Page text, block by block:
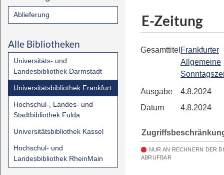
Ablieferung
Alle Bibliotheken
Universitäts- und
Landesbibliothek Darmstadt
Universitätsbibliothek Frankfurt
Hochschul-, Landes- und
Stadtbibliothek Fulda
Universitätsbibliothek Kassel
Hochschul- und
Landesbibliothek RheinMain
E-Zeitung
Gesamttitel Frankfurter
Allgemeine
Ausgabe
4.8.2024
Datum
4.8.2024
NUR AN RECHNERN DER
ABRUFBAR